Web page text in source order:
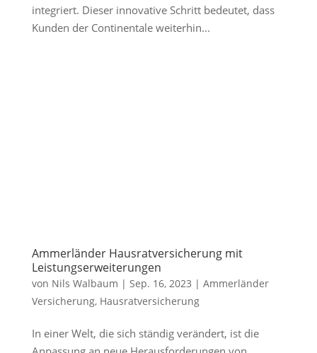
integriert. Dieser innovative Schritt bedeutet, dass
Kunden der Continentale weiterhin...
Ammerländer Hausratversicherung mit
Leistungserweiterungen
von Nils Walbaum | Sep. 16, 2023 | Ammerländer
Versicherung, Hausratversicherung
In einer Welt, die sich ständig verändert, ist die